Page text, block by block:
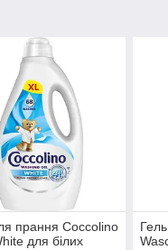
прання Coccolino
для білих